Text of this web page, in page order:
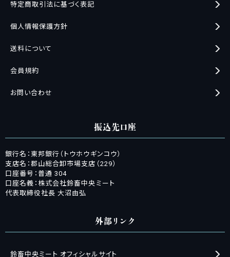
特定商取引法に基づく表記
個人情報保護方針
送料について
会員規約
お問い合わせ
振込先口座
銀行名：東邦銀行（トウホウギンコウ）
支店名：郡山総合卸市場支店（229）
口座番号：普通 304
口座名義：株式会社鈴畜中央ミート
代表取締役社長 大沼由弘
外部リンク
鈴畜中央ミート オフィシャルサイト